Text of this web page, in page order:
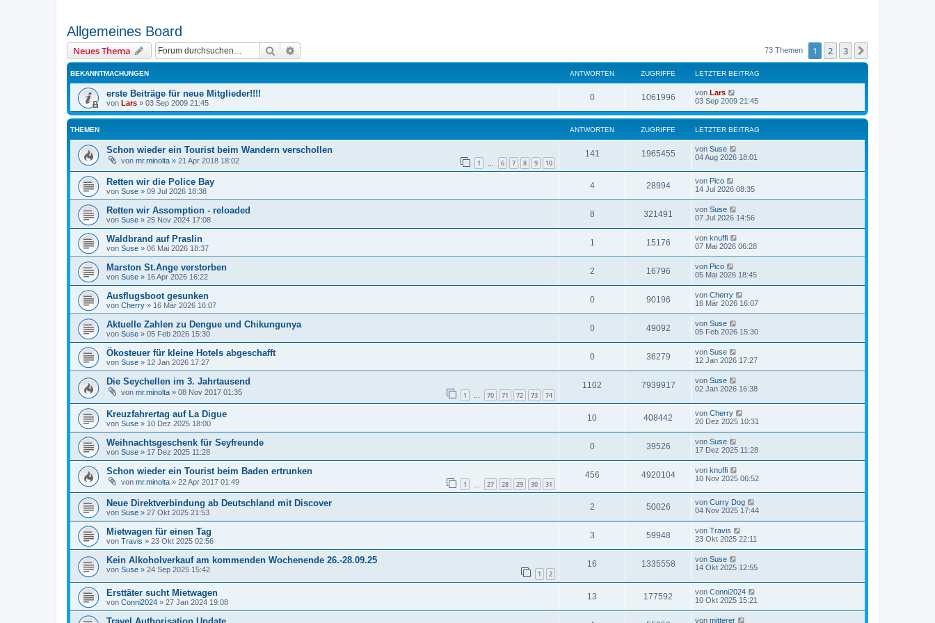
Allgemeines Board
Neues Thema Suche 73 Themen 1 2 3
BEKANNTMACHUNGEN ANTWORTEN ZUGRIFFE LETZTER BEITRAG
erste Beiträge für neue Mitglieder!!!!
von Lars » 03 Sep 2009 21:45
0 1061996 von Lars
03 Sep 2009 21:45
THEMEN ANTWORTEN ZUGRIFFE LETZTER BEITRAG
Schon wieder ein Tourist beim Wandern verschollen
von mr.minolta » 21 Apr 2018 18:02 1 6 7 8 9 10
141 1965455 von Suse
04 Aug 2026 18:01
Retten wir die Police Bay
von Suse » 09 Jul 2026 18:38
4 28994 von Pico
14 Jul 2026 08:35
Retten wir Assomption - reloaded
von Suse » 25 Nov 2024 17:08
8 321491 von Suse
07 Jul 2026 14:56
Waldbrand auf Praslin
von Suse » 06 Mai 2026 18:37
1 15176 von knuffi
07 Mai 2026 06:28
Marston St.Ange verstorben
von Suse » 16 Apr 2026 16:22
2 16796 von Pico
05 Mai 2026 18:45
Ausflugsboot gesunken
von Cherry » 16 Mär 2026 16:07
0 90196 von Cherry
16 Mär 2026 16:07
Aktuelle Zahlen zu Dengue und Chikungunya
von Suse » 05 Feb 2026 15:30
0 49092 von Suse
05 Feb 2026 15:30
Ökosteuer für kleine Hotels abgeschafft
von Suse » 12 Jan 2026 17:27
0 36279 von Suse
12 Jan 2026 17:27
Die Seychellen im 3. Jahrtausend
von mr.minolta » 08 Nov 2017 01:35 1 … 70 71 72 73 74
1102 7939917 von Suse
02 Jan 2026 16:38
Kreuzfahrertag auf La Digue
von Suse » 10 Dez 2025 18:00
10 408442 von Cherry
20 Dez 2025 10:31
Weihnachtsgeschenk für Seyfreunde
von Suse » 17 Dez 2025 11:28
0 39526 von Suse
17 Dez 2025 11:28
Schon wieder ein Tourist beim Baden ertrunken
von mr.minolta » 22 Apr 2017 01:49 1 27 28 29 30 31
456 4920104 von knuffi
10 Nov 2025 06:52
Neue Direktverbindung ab Deutschland mit Discover
von Suse » 27 Okt 2025 21:53
2 50026 von Curry Dog
04 Nov 2025 17:44
Mietwagen für einen Tag
von Travis » 23 Okt 2025 02:56
3 59948 von Travis
23 Okt 2025 22:11
Kein Alkoholverkauf am kommenden Wochenende 26.-28.09.25
von Suse » 24 Sep 2025 15:42 1 2
16 1335558 von Suse
14 Okt 2025 12:55
Ersttäter sucht Mietwagen
von Conni2024 » 27 Jan 2024 19:08
13 177592 von Conni2024
10 Okt 2025 15:21
von mitterer